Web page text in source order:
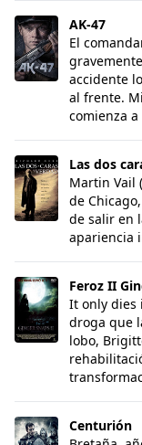
AK-47
AK-47
El
accidente
al frente.
comienza
Las dos caras de
Las dos
Martin Vail
de
de salir en
apariencia
Feroz II Ginger
Feroz II
It only dies
droga que
lobo,
Centurión
Centurión